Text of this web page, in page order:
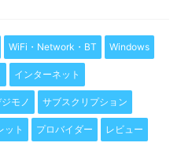
WiFi・Network・BT Windows
インターネット
モノ サブスクリプション
ット プロバイダー レビュー